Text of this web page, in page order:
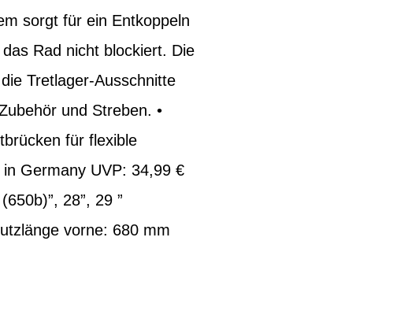
sorgt für ein Entkoppeln
Rad nicht blockiert. Die
Tretlager-Ausschnitte
und Streben. •
für flexible
in Germany UVP: 34,99 €
28”, 29 ”
vorne: 680 mm